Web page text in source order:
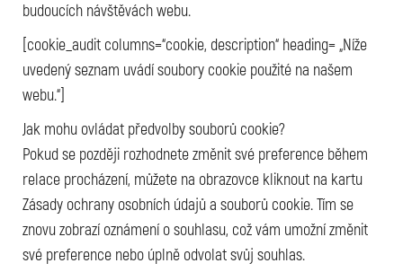
budoucích návštěvách webu.
[cookie_audit columns=“cookie, description“ heading= „Níže
uvedený seznam uvádí soubory cookie použité na našem
webu.“]
Jak mohu ovládat předvolby souborů cookie?
Pokud se později rozhodnete změnit své preference během
relace procházení, můžete na obrazovce kliknout na kartu
Zásady ochrany osobních údajů a souborů cookie. Tím se
znovu zobrazí oznámení o souhlasu, což vám umožní změnit
své preference nebo úplně odvolat svůj souhlas.